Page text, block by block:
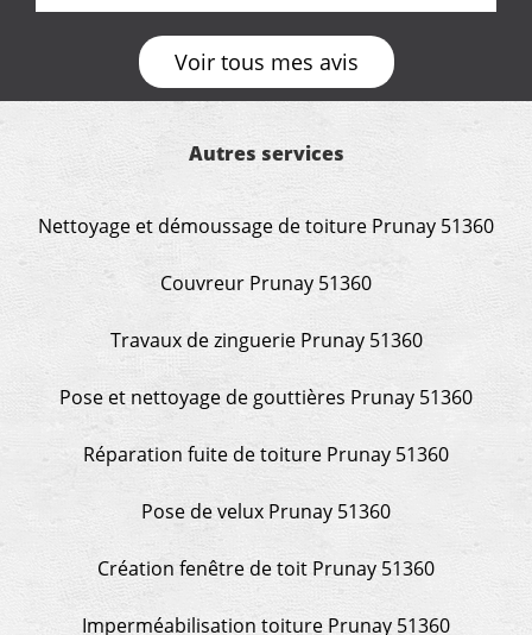
Voir tous mes avis
Autres services
Nettoyage et démoussage de toiture Prunay 51360
Couvreur Prunay 51360
Travaux de zinguerie Prunay 51360
Pose et nettoyage de gouttières Prunay 51360
Réparation fuite de toiture Prunay 51360
Pose de velux Prunay 51360
Création fenêtre de toit Prunay 51360
Imperméabilisation toiture Prunay 51360